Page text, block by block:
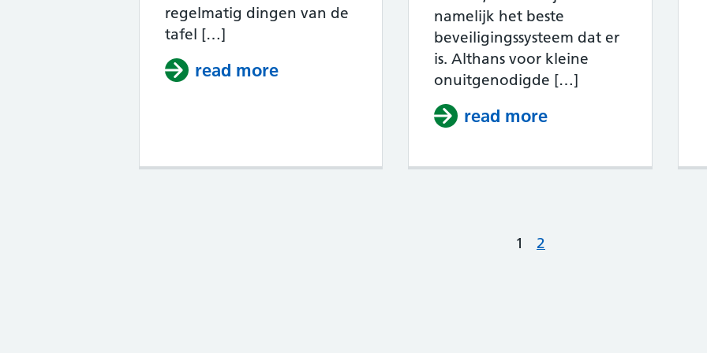
regelmatig dingen van de
tafel […]
read more about Katten die dingen omstoten [video]
namelijk het beste
beveiligingssysteem dat er
is. Althans voor kleine
onuitgenodigde […]
read more
1 2